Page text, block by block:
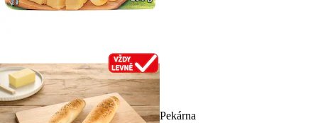
Pekárna